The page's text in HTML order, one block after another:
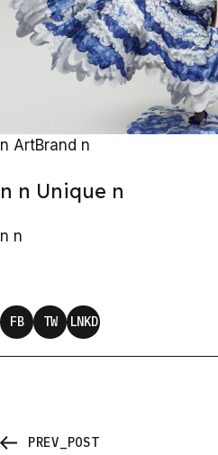
n ArtBrand n
n n Unique n
n n
FB TW LNKD
PREV_POST